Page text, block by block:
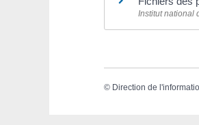
Institut national
© Direction de